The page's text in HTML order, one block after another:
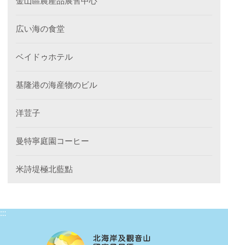
広い海の食堂
ベイドゥホテル
基隆港の海産物のビル
洋荳子
曼特寧庭園コーヒー
米詩堤極北藍點
:::